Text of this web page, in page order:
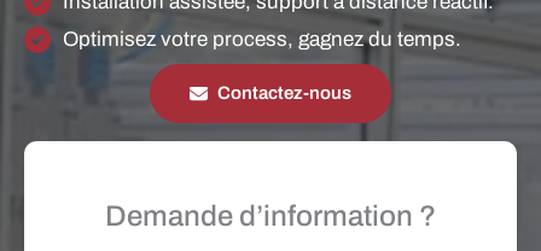
Optimisez votre process, gagnez du temps.
Contactez-nous
Demande d’information ?